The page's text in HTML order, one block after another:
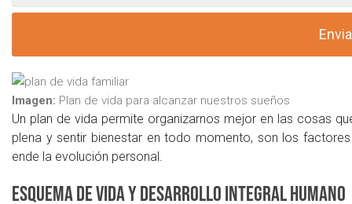
Imagen: Plan de vida para alcanzar nuestros sueños
Un plan de vida permite organizarnos mejor en las cosas
plena y sentir bienestar en todo momento, son los
ende la evolución personal.
Esquema de vida y desarrollo integral humano